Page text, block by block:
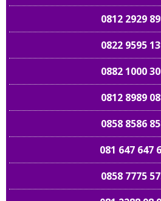
0812 2929
0822 9595
0882 1000
0812 8989
0858 8586
081 647 647
0858 7775